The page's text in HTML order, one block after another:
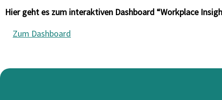
Hier geht es zum interaktiven Dashboard “Workplace
Zum Dashboard